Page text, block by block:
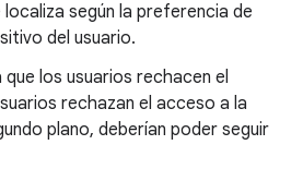
según la preferencia de
del usuario.
los usuarios rechacen el
rechazan el acceso a la
plano, deberían poder seguir